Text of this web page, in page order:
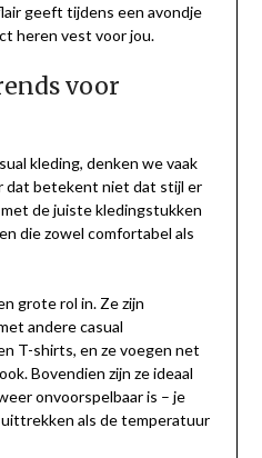
geeft tijdens een avondje
heren vest voor jou.
voor
kleding, denken we vaak
dat betekent niet dat stijl er
de juiste kledingstukken
die zowel comfortabel als
grote rol in. Ze zijn
andere casual
T-shirts, en ze voegen net
Bovendien zijn ze ideaal
onvoorspelbaar is – je
als de temperatuur